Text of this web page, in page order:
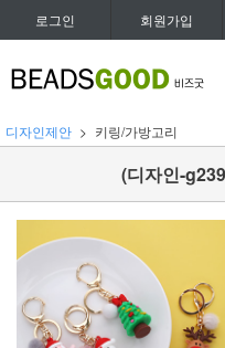
로그인 회원가입
디자인제안 키링/가방고리
(디자인-